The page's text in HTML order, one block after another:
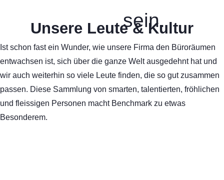
sein.
Unsere Leute & Kultur
Ist schon fast ein Wunder, wie unsere Firma den Büroräumen
entwachsen ist, sich über die ganze Welt ausgedehnt hat und
wir auch weiterhin so viele Leute finden, die so gut zusammen
passen. Diese Sammlung von smarten, talentierten, fröhlichen
und fleissigen Personen macht Benchmark zu etwas
Besonderem.